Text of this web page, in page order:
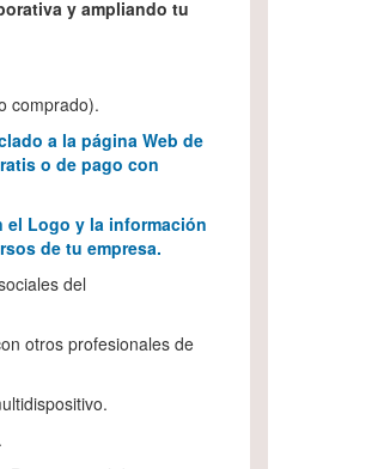
y ampliando tu
comprado).
a la página Web de
o de pago con
el Logo y la información
de tu empresa.
del
otros profesionales de